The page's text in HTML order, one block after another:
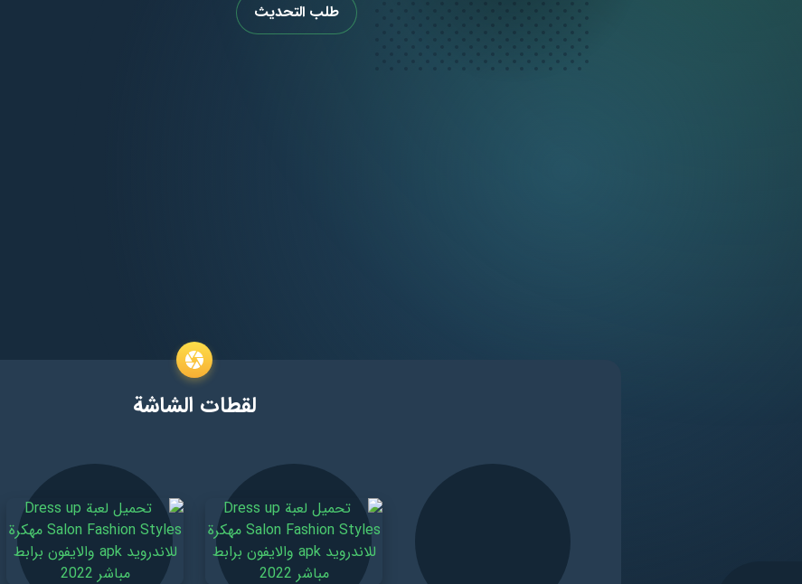
طلب التحديث
لقطات الشاشة